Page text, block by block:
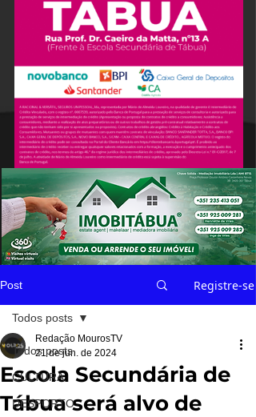
Post Registre-se
Todos posts
CULTURA
DESPORTO
Todos posts
Escola Secundária de
Tábua será alvo de
Redação MourosTV
21 de jun. de 2024